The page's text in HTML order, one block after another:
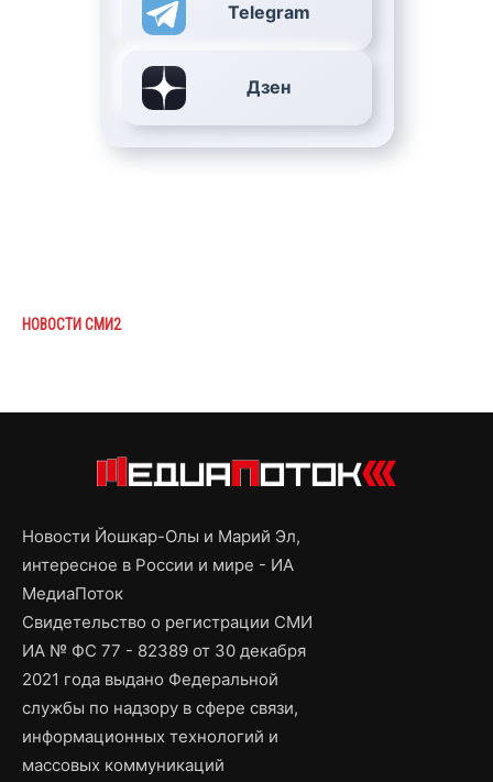
Telegram
Дзен
НОВОСТИ СМИ2
Новости Йошкар-Олы и Марий Эл,
интересное в России и мире - ИА
МедиаПоток
Свидетельство о регистрации СМИ
ИА № ФС 77 - 82389 от 30 декабря
2021 года выдано Федеральной
службы по надзору в сфере связи,
информационных технологий и
массовых коммуникаций